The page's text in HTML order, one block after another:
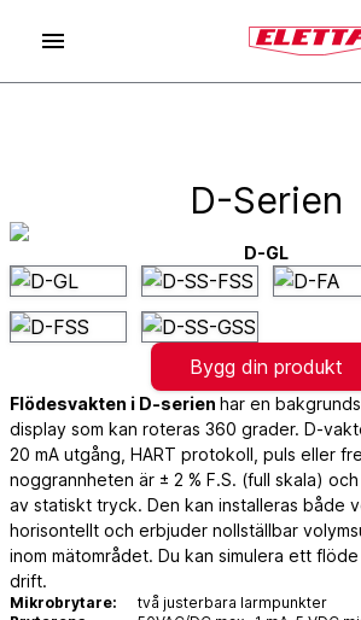
D-Serien
D-GL
Bygg din produkt
Flödesvakten i D-serien har en
display som kan roteras 360 grader. D-
20 mA utgång, HART protokoll, puls eller
noggrannheten är ± 2 % F.S. (full skala)
av statiskt tryck. Den kan installeras både
horisontellt och erbjuder nollställbar
inom mätområdet. Du kan simulera ett
drift.
Mikrobrytare:
två justerbara larmpunkter